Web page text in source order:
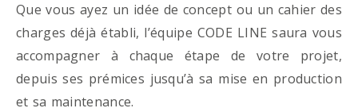
Que vous ayez un idée de concept ou un cahier des
charges déjà établi, l’équipe CODE LINE saura vous
accompagner à chaque étape de votre projet,
depuis ses prémices jusqu’à sa mise en production
et sa maintenance.